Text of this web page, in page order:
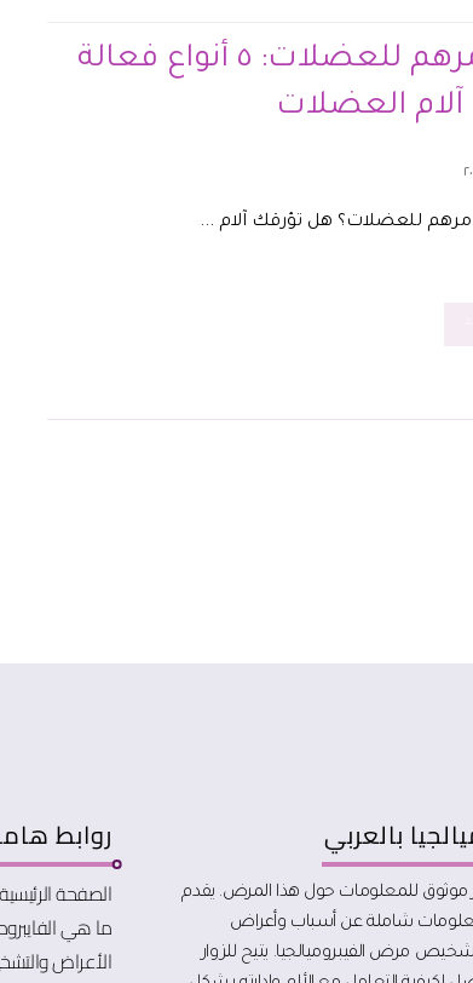
أفضل مرهم للعضلات: ٥ أنواع فعالة
العضلات
للعضلات؟ هل تؤرقك آلام ...
بالعربي
للمعلومات حول هذا المرض. يقدم
شاملة عن أسباب وأعراض
مرض الفيبروميالجيا. يتيح للزوار
روابط
الصفحة الرئيسية
ما هي
الأعراض